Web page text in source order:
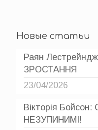
Новые статьи
Раян
ЗРОСТАННЯ
23/04/2026
Вікторія Бойсон:
НЕЗУПИНИМІ!